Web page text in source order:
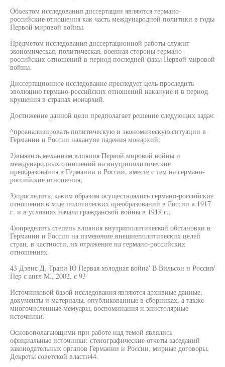
Объектом исследования диссертации являются германо-
российские отношения как часть международной политики в годы
Первой мировой войны.
Предметом исследования диссертационной работы служит
экономическая, политическая, военная стороны германо-
российских отношений в период последней фазы Первой мировой
войны.
Диссертационное исследование преследует цель проследить
эволюцию германо-российских отношений накануне и в период
крушения в странах монархий.
Достижение данной цели предполагает решение следующих задач:
^проанализировать политическую и экономическую ситуации в
Германии и России накануне падения монархий;
2)выявить механизм влияния Первой мировой войны и
международных отношений на внутриполитические
преобразования в Германии и России, вместе с тем на германо-
российские отношения;
3)проследить, каким образом осуществлялись германо-российские
отношения в ходе политических преобразований в России в 1917
г. и в условиях начала гражданской войны в 1918 г.;
4)определить степень влияния внутриполитической обстановки в
Германии и России на изменение внешнеполитических целей
стран, в частности, их отражение на германо-российских
отношениях.
43 Дэвис Д, Трани Ю Первая холодная война' В Вильсон и Россия/
Пер с англ М., 2002, с 93
Источниковой базой исследования являются архивные данные,
документы и материалы, опубликованные в сборниках, а также
многочисленные мемуары, воспоминания и эпистолярные
источники.
Основополагающими при работе над темой являлись
официальные источники: стенографические отчеты заседаний
законодательных органов Германии и России, мирные договоры,
Декреты советской власти44.